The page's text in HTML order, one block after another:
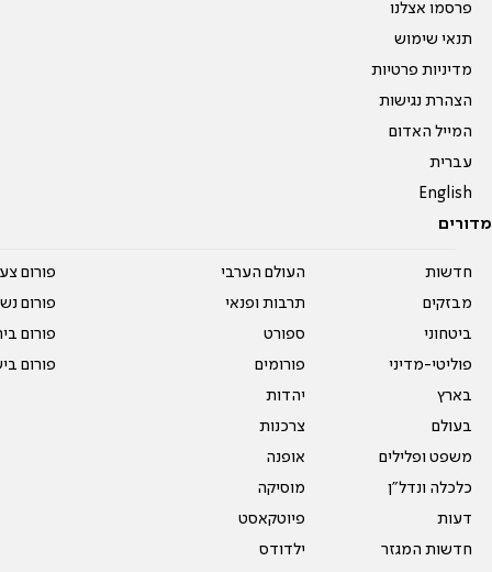
פרסמו אצלנו
תנאי שימוש
מדיניות פרטיות
הצהרת נגישות
המייל האדום
עברית
English
מדורים
חדשות
מבזקים
ביטחוני
פוליטי-מדיני
בארץ
בעולם
משפט ופלילים
כלכלה ונדל"ן
דעות
חדשות המגזר
העולם הערבי
תרבות ופנאי
ספורט
פורומים
יהדות
צרכנות
אופנה
מוסיקה
פיוטקאסט
ילדודס
פורום
פורום
פורום
פורום